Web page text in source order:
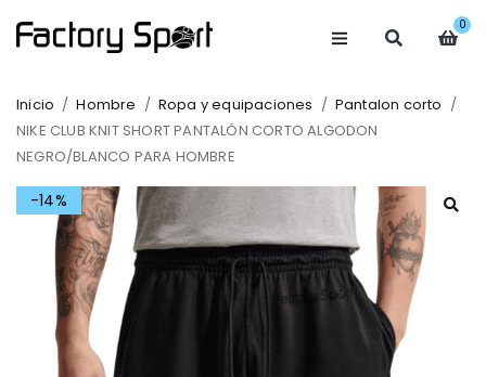
0
Inicio / Hombre / Ropa y equipaciones / Pantalon corto /
NIKE CLUB KNIT SHORT PANTALÓN CORTO ALGODON
NEGRO/BLANCO PARA HOMBRE
-14%